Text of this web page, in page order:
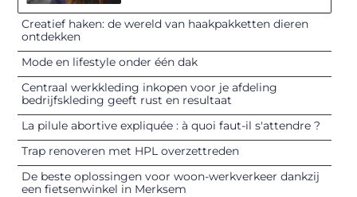
Creatief haken: de wereld van haakpakketten dieren
ontdekken
Mode en lifestyle onder één dak
Centraal werkkleding inkopen voor je afdeling
bedrijfskleding geeft rust en resultaat
La pilule abortive expliquée : à quoi faut-il s'attendre ?
Trap renoveren met HPL overzettreden
De beste oplossingen voor woon-werkverkeer dankzij
een fietsenwinkel in Merksem